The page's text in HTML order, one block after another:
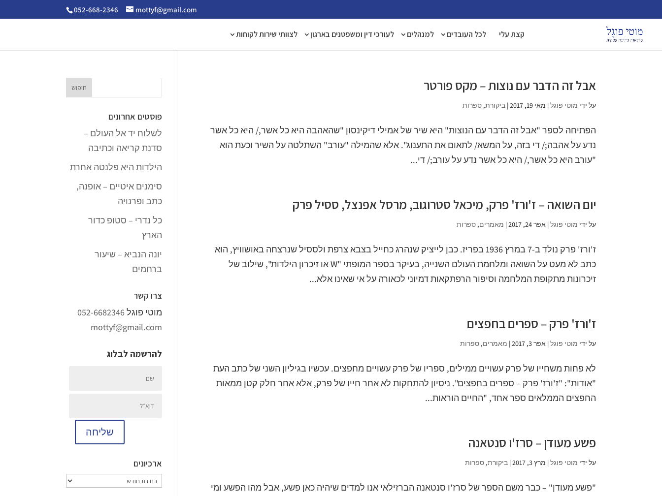
052-668-2346 mottyf@gmail.com
קצת עלי לכל העובדים למנהלים לעורכי דין ומשפטנים בארגון לצוותי שירות לקוחות
אבל זה הדבר עם נוצות – מקס פורטר
על ידי מוטי פוגל| מאי 19, 2017 |ביקורת,ספרות
הפתיחה לספר "אבל זה הדבר עם הנוצות" היא שיר של אמילי דיקינסון "שהאהבה היא כל אשר,/ היא כל אשר
נדע על אהבה;/ די בזה, על המשא/ לתאום את התענוג". אלא שהמילה "עורב" השתלטה על השיר וכעת הוא
"עורב היא כל אשר,/ היא כל אשר נדע על עורב;/ די...
יום השואה – ז'ורז' פרק, מיכאל סטרוגוב, מרסל אפנצל, ססיל פרק
על ידי מוטי פוגל|אפר 24, 2017 | מאמרים,ספרות
ז'ורז' פרק נולד ב-7 במרץ 1936 בפריז. כבן לייציק שנהרג כחייל בצבא צרפת ולססיל שנרצחה באושוויץ, הוא
כתב לא מעט על השואה ומלחמת העולם השנייה, בעיקר בספר המופתי "W או זיכרון הילדות", שילוב של
זיכרונות מתקופת המלחמה וסיפור הרפתקאות דמיוני לכאורה על אי שאינו אלא...
ז'ורז' פרק – ספרים בחפצים
על ידי מוטי פוגל|אפר 3, 2017 | מאמרים,ספרות
לא פחות משחייו של פרק עשויים ממילים, ספריו של פרק עשויים מחפצים. עכשיו בגיליון השני של כתב העת
"אודות": "ז'ורז' פרק – ספרים בחפצים". ניסיון להתחקות לא אחר חייו של פרק, אלא אחר חלק קטן ממאות
החפצים הממלאים ספר אחד, "החיים הוראות...
פשע מעודן – סרז'ו סנטאנה
על ידי מוטי פוגל| מרץ 3, 2017 |ביקורת,ספרות
"פשע מעודן" – כבר משם הספר של סרז'ו סנטאנה הברזילאי אנו למדים שיהיה כאן פשע, אבל מהו הפשע ומי
פוסטים אחרונים
לשלוח יד אל העולם –
סדנת קריאה וכתיבה
הילדות היא פלנטה אחרת
סימנים איטיים – אופנה,
כתב ופרנויה
כל נדרי – סטופ כדור
הארץ
יונה הנביא – שיעור
ברחמים
צרו קשר
מוטי פוגל052-6682346
mottyf@gmail.com
להרשמה לבלוג
שליחה
ארכיונים
ארכיונים